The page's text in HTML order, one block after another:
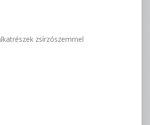
zsírzószemmel